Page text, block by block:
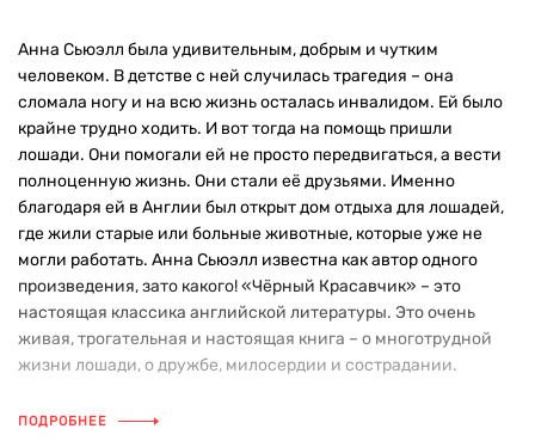
Анна Сьюэлл была удивительным, добрым и чутким
человеком. В детстве с ней случилась трагедия – она
сломала ногу и на всю жизнь осталась инвалидом. Ей было
крайне трудно ходить. И вот тогда на помощь пришли
лошади. Они помогали ей не просто передвигаться, а вести
полноценную жизнь. Они стали её друзьями. Именно
благодаря ей в Англии был открыт дом отдыха для лошадей,
где жили старые или больные животные, которые уже не
могли работать. Анна Сьюэлл известна как автор одного
произведения, зато какого! «Чёрный Красавчик» – это
настоящая классика английской литературы. Это очень
живая, трогательная и настоящая книга – о многотрудной
жизни лошади, о дружбе, милосердии и сострадании.
ПОДРОБНЕЕ